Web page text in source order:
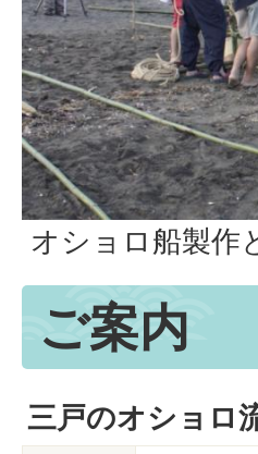
オショロ船製作
ご案内
三戸のオショロ